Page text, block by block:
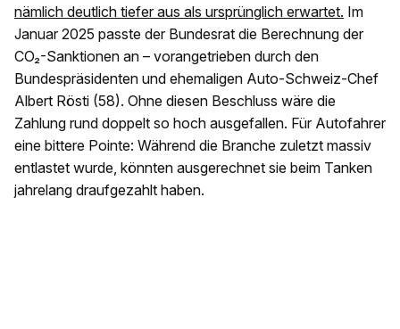
nämlich deutlich tiefer aus als ursprünglich erwartet. Im
Januar 2025 passte der Bundesrat die Berechnung der
CO₂-Sanktionen an – vorangetrieben durch den
Bundespräsidenten und ehemaligen Auto-Schweiz-Chef
Albert Rösti (58). Ohne diesen Beschluss wäre die
Zahlung rund doppelt so hoch ausgefallen. Für Autofahrer
eine bittere Pointe: Während die Branche zuletzt massiv
entlastet wurde, könnten ausgerechnet sie beim Tanken
jahrelang draufgezahlt haben.